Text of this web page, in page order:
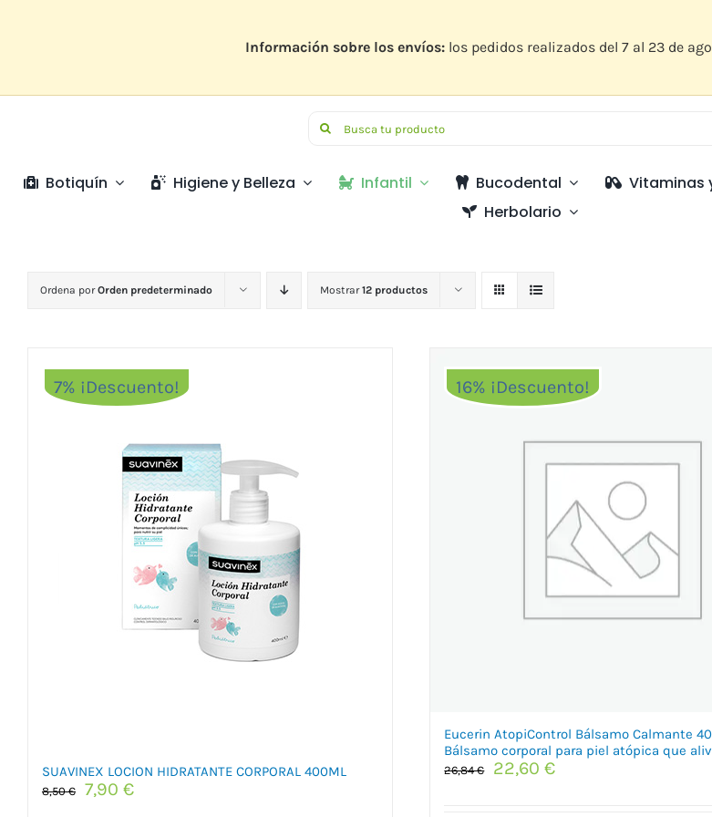
Información sobre los envíos:los pedidos realizados del 7 al 23 de
Buscar:
Botiquín Higiene y Belleza Infantil Bucodental Vitaminas
Herbolario
Ordena porOrden predeterminado Mostrar12 productos
7% ¡Descuento!
SUAVINEX LOCION HIDRATANTE CORPORAL 400ML
8,50€
El
7,90 €El
16% ¡Descuento!
Eucerin AtopiControl Bálsamo Calmante
Bálsamo corporal para piel atópica que
26,84€
El
22,60€El